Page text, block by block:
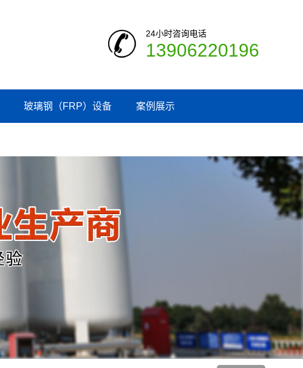
24小时咨询电话
13906220196
玻璃钢（FRP）设备 案例展示